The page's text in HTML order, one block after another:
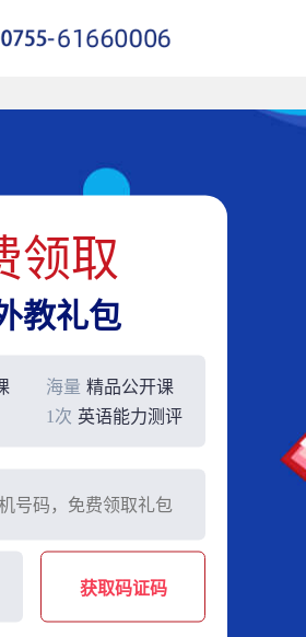
领取
教礼包
海量 精品公开课
1次 英语能力测评
获取码证码